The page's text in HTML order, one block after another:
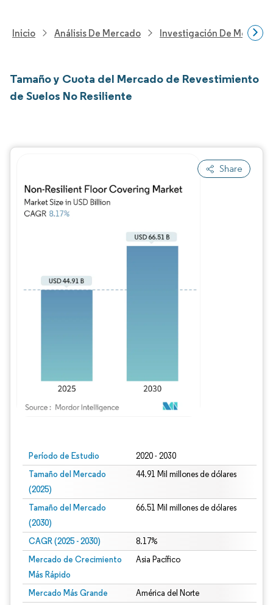
Inicio Análisis De Mercado Investigación De Mejoras
Tamaño y Cuota del Mercado de Revestimiento
de Suelos No Resiliente
Share
Período de Estudio 2020 - 2030
Tamaño del Mercado
(2025)
44.91 Mil millones de dólares
Tamaño del Mercado
(2030)
66.51 Mil millones de dólares
CAGR (2025 - 2030) 8.17%
Mercado de Crecimiento
Más Rápido
Asia Pacífico
Mercado Más Grande América del Norte